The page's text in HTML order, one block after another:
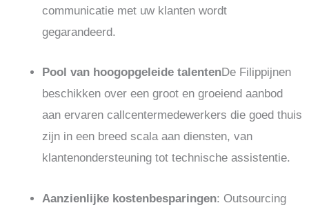
communicatie met uw klanten wordt
gegarandeerd.
Pool van hoogopgeleide talentenDe Filippijnen
beschikken over een groot en groeiend aanbod
aan ervaren callcentermedewerkers die goed thuis
zijn in een breed scala aan diensten, van
klantenondersteuning tot technische assistentie.
Aanzienlijke kostenbesparingen: Outsourcing